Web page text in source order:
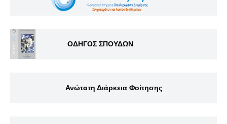
ΟΔΗΓΟΣ ΣΠΟΥΔΩΝ
Ανώτατη Διάρκεια Φοίτησης